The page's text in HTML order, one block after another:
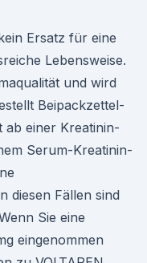
Ersatz für eine
Lebensweise.
und wird
Beipack­zettel­
ab einer Kreatinin-
Serum-Kreatinin-
diesen Fällen sind
Sie eine
eingenommen